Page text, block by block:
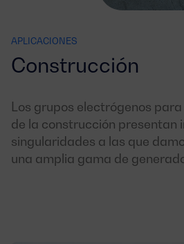
APLICACIONES
Construcción
Los grupos electrógenos
de la construcción presentan
singularidades a las que
una amplia gama de